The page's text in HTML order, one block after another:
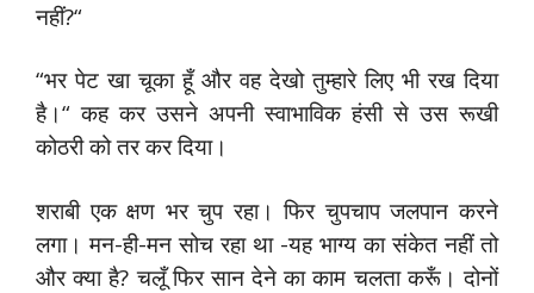
नहीं?“
“भर पेट खा चूका हूँ और वह देखो तुम्हारे लिए भी रख दिया
है।“ कह कर उसने अपनी स्वाभाविक हंसी से उस रूखी
कोठरी को तर कर दिया।
शराबी एक क्षण भर चुप रहा। फिर चुपचाप जलपान करने
लगा। मन-ही-मन सोच रहा था -यह भाग्य का संकेत नहीं तो
और क्या है? चलूँ फिर सान देने का काम चलता करूँ। दोनों